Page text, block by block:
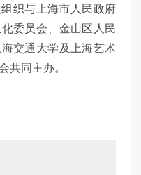
织与上海市人民政府
委员会、金山区人民
交通大学及上海艺术
共同主办。